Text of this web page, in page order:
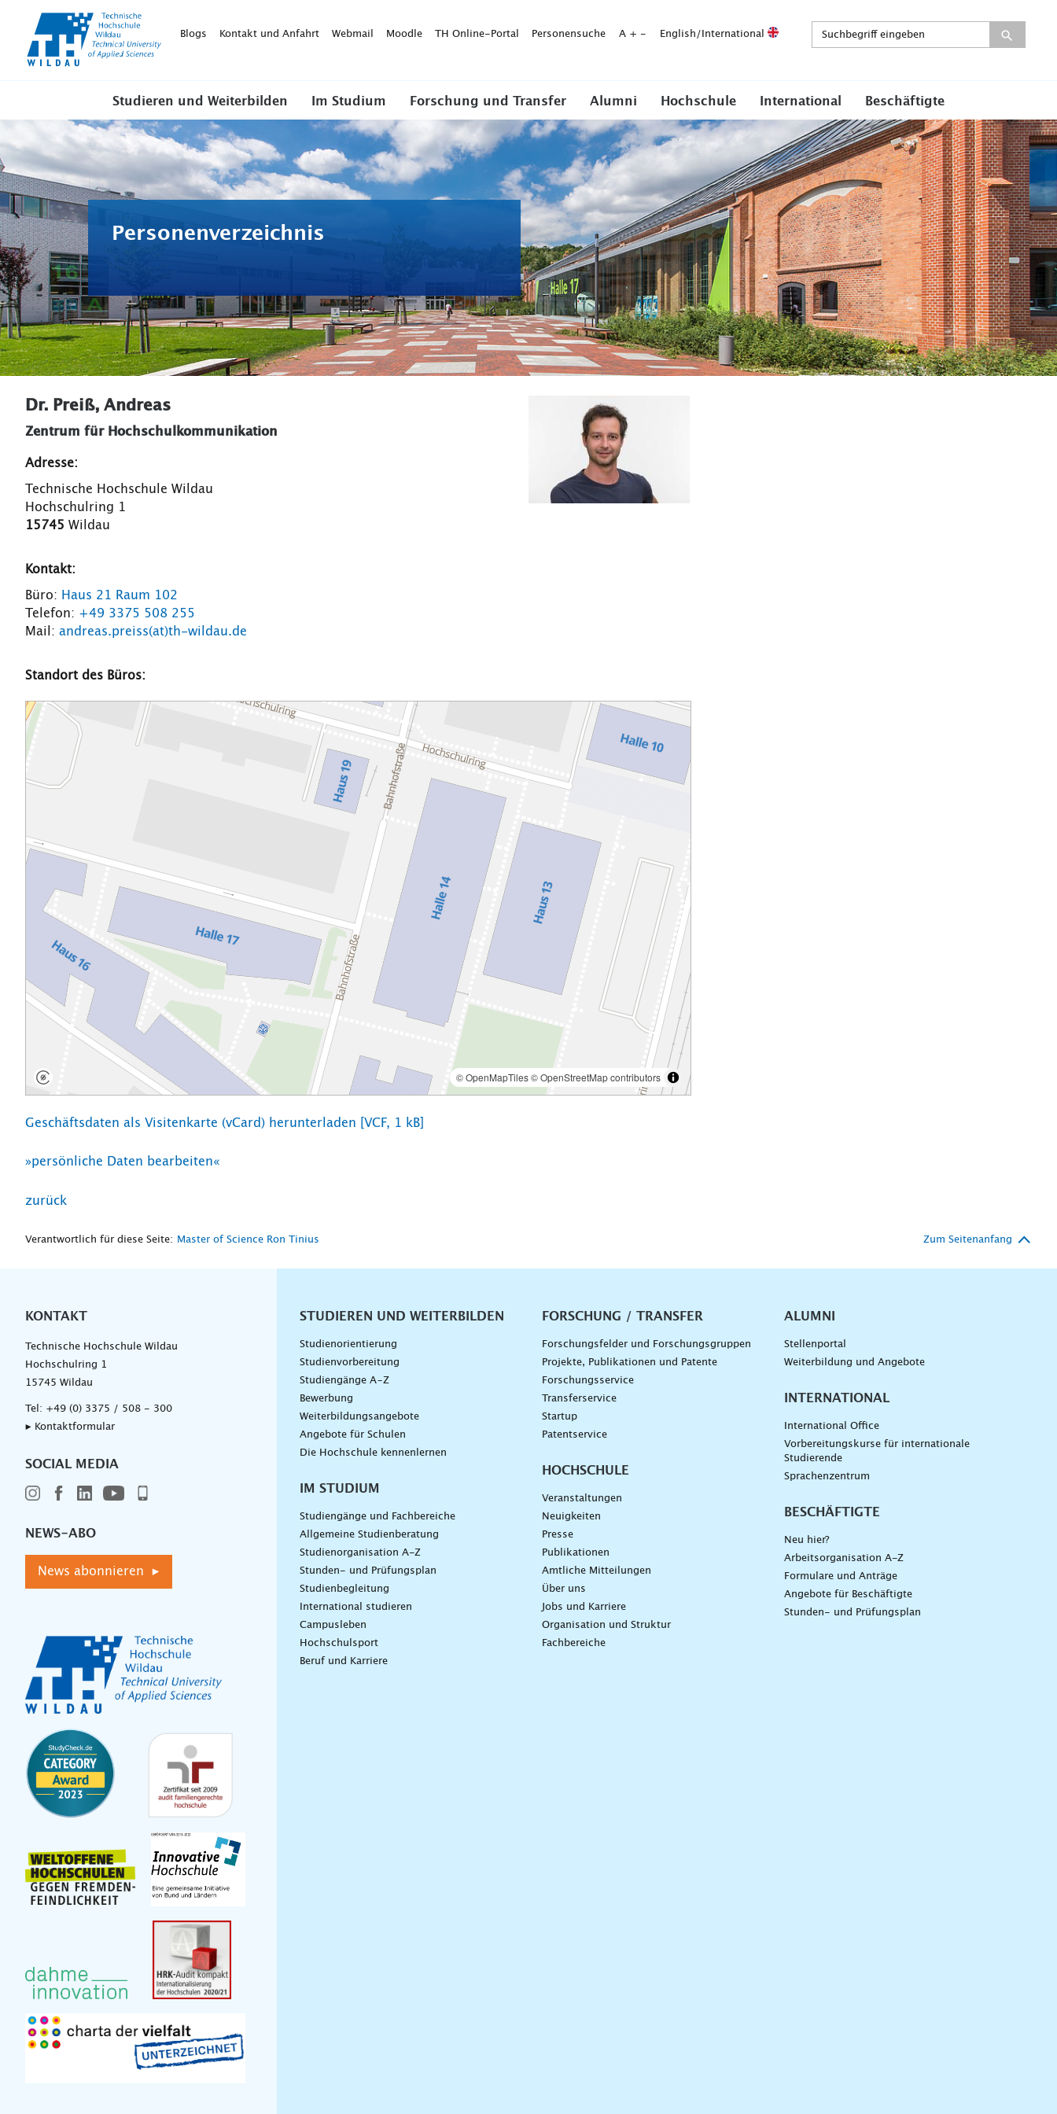
WildauBlogs Kontakt und Anfahrt Webmail Moodle TH Online-Portal Personensuche A + - English/International
Studieren und Weiterbilden Im Studium Forschung und Transfer Alumni Hochschule International Beschäftigte
Personenverzeichnis
Dr. Preiß, Andreas
Zentrum für Hochschulkommunikation
Adresse:
Technische Hochschule Wildau
Hochschulring 1
15745 Wildau
Kontakt:
Büro: Haus 21 Raum 102
Telefon: +49 3375 508 255
Mail: andreas.preiss(at)th-wildau.de
Standort des Büros:
Geschäftsdaten als Visitenkarte (vCard) herunterladen [VCF, 1 kB]
»persönliche Daten bearbeiten«
zurück
Verantwortlich für diese Seite: Master of Science Ron Tinius Zum Seitenanfang
KONTAKT
Technische Hochschule Wildau
Hochschulring 1
15745 Wildau
Tel: +49 (0) 3375 / 508 - 300
▸ Kontaktformular
SOCIAL MEDIA
NEWS-ABO
News abonnieren ▸
Unternavigation
STUDIEREN UND WEITERBILDEN
Studienorientierung
Studienvorbereitung
Studiengänge A–Z
Bewerbung
Weiterbildungsangebote
Angebote für Schulen
Die Hochschule kennenlernen
IM STUDIUM
Studiengänge und Fachbereiche
Allgemeine Studienberatung
Studienorganisation A-Z
Stunden- und Prüfungsplan
Studienbegleitung
International studieren
Campusleben
Hochschulsport
Beruf und Karriere
FORSCHUNG / TRANSFER
Forschungsfelder und Forschungsgruppen
Projekte, Publikationen und Patente
Forschungsservice
Transferservice
Startup
Patentservice
HOCHSCHULE
Veranstaltungen
Neuigkeiten
Presse
Publikationen
Amtliche Mitteilungen
Über uns
Jobs und Karriere
Organisation und Struktur
Fachbereiche
ALUMNI
Stellenportal
Weiterbildung und Angebote
INTERNATIONAL
International Office
Vorbereitungskurse für internationale
Studierende
Sprachenzentrum
BESCHÄFTIGTE
Neu hier?
Arbeitsorganisation A-Z
Formulare und Anträge
Angebote für Beschäftigte
Stunden- und Prüfungsplan